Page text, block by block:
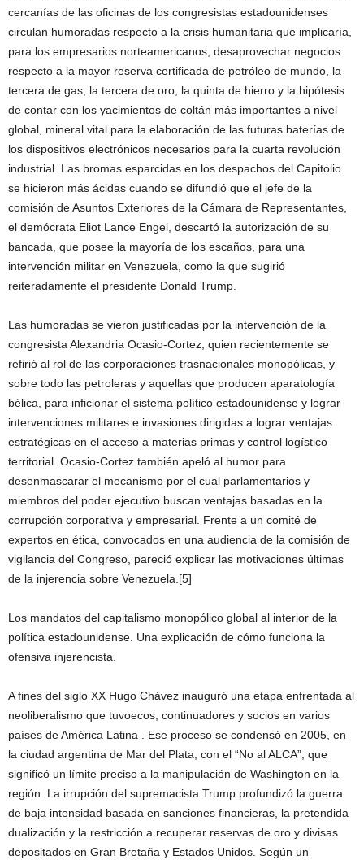
cercanías de las oficinas de los congresistas estadounidenses
circulan humoradas respecto a la crisis humanitaria que implicaría,
para los empresarios norteamericanos, desaprovechar negocios
respecto a la mayor reserva certificada de petróleo de mundo, la
tercera de gas, la tercera de oro, la quinta de hierro y la hipótesis
de contar con los yacimientos de coltán más importantes a nivel
global, mineral vital para la elaboración de las futuras baterías de
los dispositivos electrónicos necesarios para la cuarta revolución
industrial. Las bromas esparcidas en los despachos del Capitolio
se hicieron más ácidas cuando se difundió que el jefe de la
comisión de Asuntos Exteriores de la Cámara de Representantes,
el demócrata Eliot Lance Engel, descartó la autorización de su
bancada, que posee la mayoría de los escaños, para una
intervención militar en Venezuela, como la que sugirió
reiteradamente el presidente Donald Trump.
Las humoradas se vieron justificadas por la intervención de la
congresista Alexandria Ocasio-Cortez, quien recientemente se
refirió al rol de las corporaciones trasnacionales monopólicas, y
sobre todo las petroleras y aquellas que producen aparatología
bélica, para inficionar el sistema político estadounidense y lograr
intervenciones militares e invasiones dirigidas a lograr ventajas
estratégicas en el acceso a materias primas y control logístico
territorial. Ocasio-Cortez también apeló al humor para
desenmascarar el mecanismo por el cual parlamentarios y
miembros del poder ejecutivo buscan ventajas basadas en la
corrupción corporativa y empresarial. Frente a un comité de
expertos en ética, convocados en una audiencia de la comisión de
vigilancia del Congreso, pareció explicar las motivaciones últimas
de la injerencia sobre Venezuela.[5]
Los mandatos del capitalismo monopólico global al interior de la
política estadounidense. Una explicación de cómo funciona la
ofensiva injerencista.
A fines del siglo XX Hugo Chávez inauguró una etapa enfrentada al
neoliberalismo que tuvoecos, continuadores y socios en varios
países de América Latina . Ese proceso se condensó en 2005, en
la ciudad argentina de Mar del Plata, con el “No al ALCA”, que
significó un límite preciso a la manipulación de Washington en la
región. La irrupción del supremacista Trump profundizó la guerra
de baja intensidad basada en sanciones financieras, la pretendida
dualización y la restricción a recuperar reservas de oro y divisas
depositados en Gran Bretaña y Estados Unidos. Según un